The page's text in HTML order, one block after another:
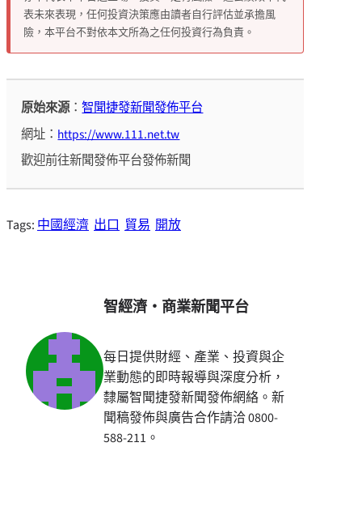
表未來表現，任何投資決策應由讀者自行評估並承擔風
險，本平台不對依本文所為之任何投資行為負責。
原始來源：智聞捷發新聞發佈平台
網址： https://www.111.net.tw
歡迎前往新聞發佈平台發佈新聞
Tags: 中國經濟 出口 貿易 開放
智經濟・商業新聞平台
每日提供財經、產業、投資與企
業動態的即時報導與深度分析，
隸屬智聞捷發新聞發佈網絡。新
聞稿發佈與廣告合作請洽 0800-
588-211。